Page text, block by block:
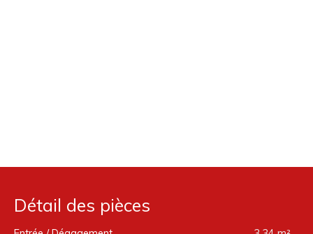
Détail des pièces